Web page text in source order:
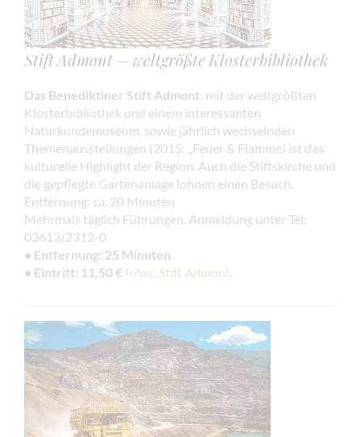
Stift Admont – weltgrößte Klosterbibliothek
Das Benediktiner Stift Admont: mit der weltgrößten
Klosterbibliothek und einem interessanten
Naturkundemuseum, sowie jährlich wechselnden
Themenausstellungen (2015: „Feuer & Flamme) ist das
kulturelle Highlight der Region. Auch die Stiftskirche und
die gepflegte Gartenanlage lohnen einen Besuch.
Entfernung: ca. 20 Minuten
Mehrmals täglich Führungen. Anmeldung unter Tel:
03613/2312-0
• Entfernung: 25 Minuten
• Eintritt: 11,50 € Infos: Stift Admont.